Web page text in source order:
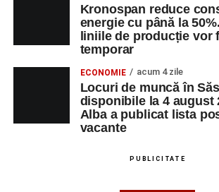
Kronospan reduce
energie cu până la
liniile de producție vor
temporar
ECONOMIE acum 4 zile
Locuri de muncă în
disponibile la 4 august
Alba a publicat lista
vacante
PUBLICITATE